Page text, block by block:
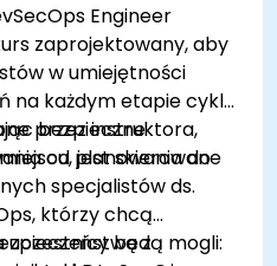
Engineer
zaprojektowany, aby
w umiejętności
na każdym etapie cyklu
bezpieczne
od planowania do
przez instruktora,
jest skierowane
specjalistów ds.
którzy chcą
z
uczestnicy będą mogli: